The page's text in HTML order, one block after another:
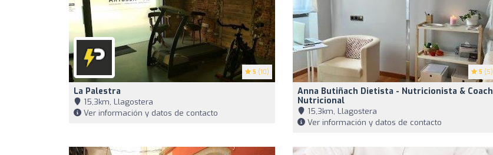
5 (10)
La Palestra
15,3km, Llagostera
Ver información y datos de contacto
5 (5)
Anna Butiñach Dietista - Nutricionista & Coach
Nutricional
15,3km, Llagostera
Ver información y datos de contacto